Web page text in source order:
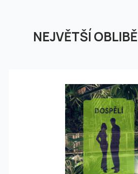
NEJVĚTŠÍ